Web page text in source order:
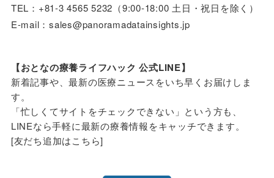
TEL：+81-3 4565 5232（9:00-18:00 土日・祝日を除く）
E-mail：sales@panoramadatainsights.jp
【おとなの療養ライフハック 公式LINE】
新着記事や、最新の医療ニュースをいち早くお届けしま
す。
「忙しくてサイトをチェックできない」という方も、
LINEなら手軽に最新の療養情報をキャッチできます。
[友だち追加はこちら]